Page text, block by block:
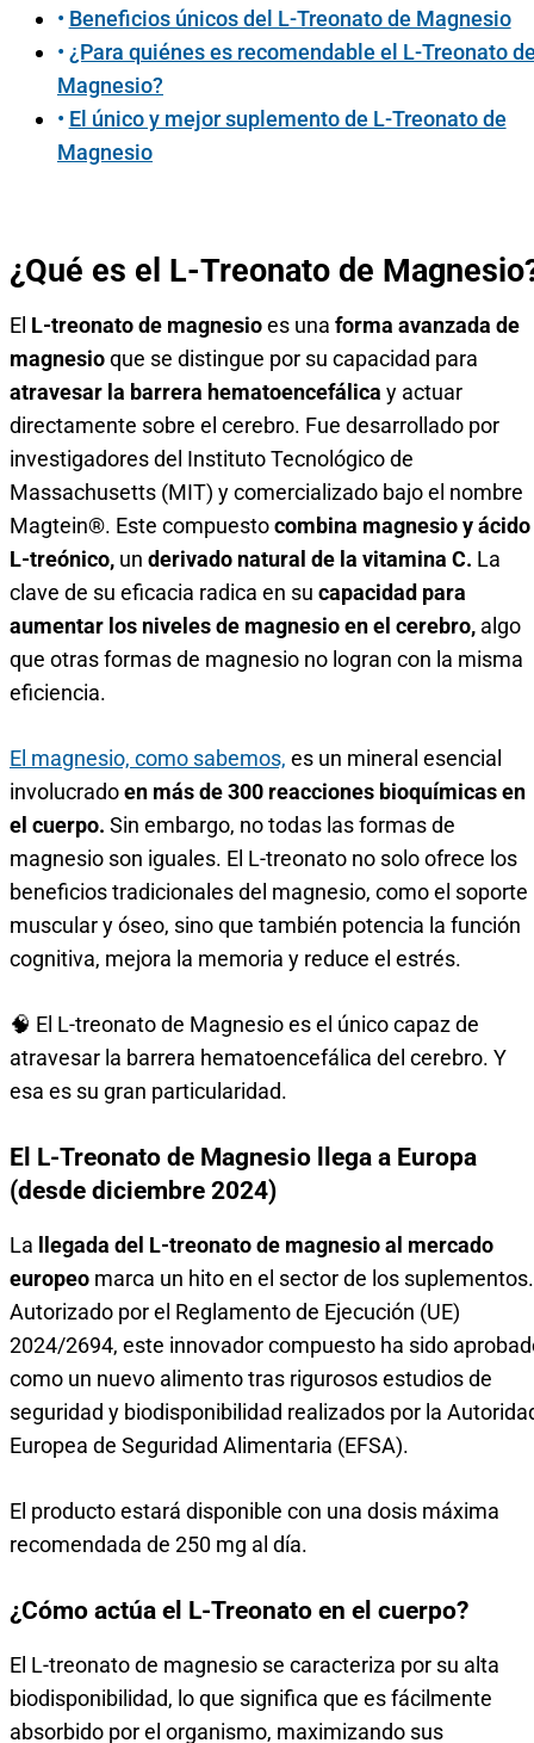
Beneficios únicos del L-Treonato de Magnesio
¿Para quiénes es recomendable el L-Treonato
Magnesio?
El único y mejor suplemento de L-Treonato de
Magnesio
¿Qué es el L-Treonato de
El L-treonato de magnesioes una forma avanzada de
magnesioque se distingue por su capacidad para
atravesar la barrera hematoencefálica y actuar
directamente sobre el cerebro. Fue desarrollado por
investigadores del Instituto Tecnológico de
Massachusetts (MIT) y comercializado bajo el nombre
Magtein®. Este compuestocombina magnesio y ácido
L-treónico, un derivado natural de la vitamina C. La
clave de su eficacia radica en su capacidad para
aumentar los niveles de magnesio en el cerebro, algo
que otras formas de magnesio no logran con la misma
eficiencia.
El magnesio, como sabemos, es un mineral esencial
involucradoen más de 300 reacciones bioquímicas en
el cuerpo. Sin embargo, no todas las formas de
magnesio son iguales. El L-treonato no solo ofrece los
beneficios tradicionales del magnesio, como el soporte
muscular y óseo, sino que también potencia la función
cognitiva, mejora la memoria y reduce el estrés.
🧠 El L-treonato de Magnesio es el único capaz de
atravesar la barrera hematoencefálica del cerebro. Y
esa es su gran particularidad.
El L-Treonato de Magnesio llega a Europa
(desde diciembre 2024)
La llegada del L-treonato de magnesio al mercado
europeo marca un hito en el sector de los suplementos.
Autorizado por el Reglamento de Ejecución (UE)
2024/2694, este innovador compuesto ha sido
como un nuevo alimento tras rigurosos estudios de
seguridad y biodisponibilidad realizados por la
Europea de Seguridad Alimentaria (EFSA).
El producto estará disponible con una dosis máxima
recomendada de 250 mg al día.
¿Cómo actúa el L-Treonato en el cuerpo?
El L-treonato de magnesio se caracteriza por su alta
biodisponibilidad, lo que significa que es fácilmente
absorbido por el organismo, maximizando sus